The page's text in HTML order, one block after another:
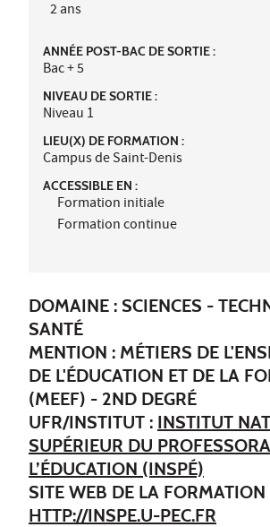
2 ans
ANNÉE POST-BAC DE SORTIE :
Bac + 5
NIVEAU DE SORTIE :
Niveau 1
LIEU(X) DE FORMATION :
Campus de Saint-Denis
ACCESSIBLE EN :
Formation initiale
Formation continue
DOMAINE : SCIENCES -
SANTÉ
MENTION : MÉTIERS DE
DE L'ÉDUCATION ET DE LA
(MEEF) - 2ND DEGRÉ
UFR/INSTITUT : INSTITUT
SUPÉRIEUR DU
L’ÉDUCATION (INSPÉ)
SITE WEB DE LA FORMATION
HTTP://INSPE.U-PEC.FR